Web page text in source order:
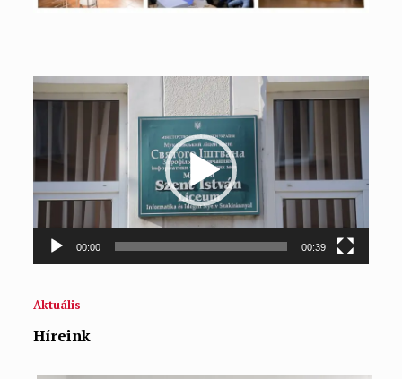
Videólejátszó
00:00 00:39
Aktuális
Híreink